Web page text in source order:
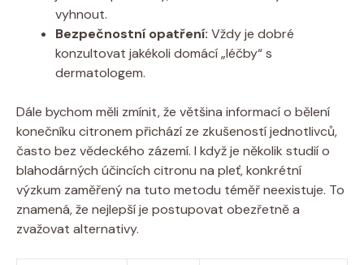
vyhnout.
Bezpečnostní opatření: Vždy je dobré
konzultovat jakékoli domácí „léčby“ s
dermatologem.
Dále bychom měli zmínit, že většina informací o bělení
konečníku citronem přichází ze zkušeností jednotlivců,
často bez vědeckého zázemí. I když je několik studií o
blahodárných účincích citronu na pleť, konkrétní
výzkum zaměřený na tuto metodu téměř neexistuje. To
znamená, že nejlepší je postupovat obezřetně a
zvažovat alternativy.